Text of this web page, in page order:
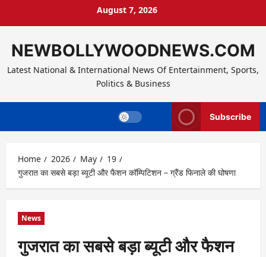
August 7, 2026
NEWBOLLYWOODNEWS.COM
Latest National & International News Of Entertainment, Sports,
Politics & Business
Subscribe
Home 2026 May
19
गुजरात का सबसे बड़ा ब्यूटी और फैशन कॉम्पिटिशन – ग्रैंड फिनाले की घोषणा
News
गुजरात का सबसे बड़ा ब्यूटी और फैशन